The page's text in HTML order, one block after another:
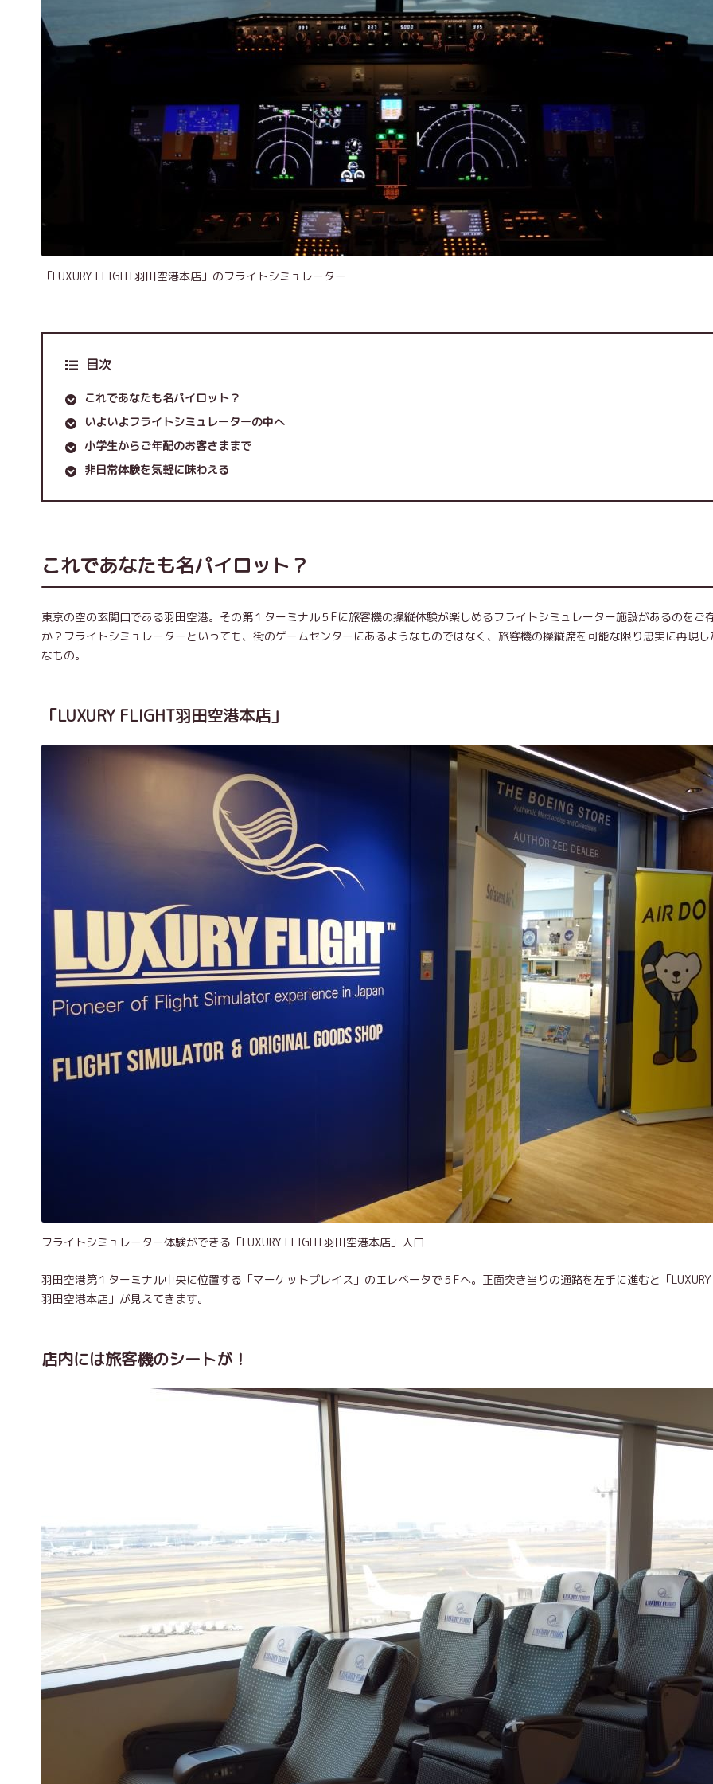
「LUXURY FLIGHT羽田空港本店」のフライトシミュレーター
目次
これであなたも名パイロット？
いよいよフライトシミュレーターの中へ
小学生からご年配のお客さままで
非日常体験を気軽に味わえる
これであなたも名パイロット？
東京の空の玄関口である羽田空港。その第１ターミナル５Fに旅客機の操縦体験が楽しめるフライトシミュレーター施設があるのをご
か？フライトシミュレーターといっても、街のゲームセンターにあるようなものではなく、旅客機の操縦席を可能な限り忠実に再現
なもの。
「LUXURY FLIGHT羽田空港本店」
フライトシミュレーター体験ができる「LUXURY FLIGHT羽田空港本店」入口
羽田空港第１ターミナル中央に位置する「マーケットプレイス」のエレベータで５Fへ。正面突き当りの通路を左手に進むと「
羽田空港本店」が見えてきます。
店内には旅客機のシートが！